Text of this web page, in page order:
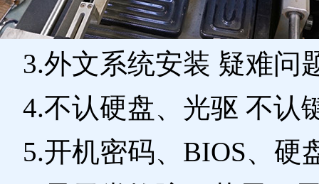
3.外文系统安装 疑难问
4.不认硬盘、光驱 不认
5.开机密码、BIOS、硬